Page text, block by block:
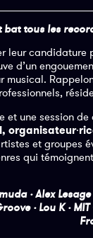
tous les
leur candidature
d’un
musical.
et une session
organisateur·
et groupes
qui
· Alex
· Lou K ·